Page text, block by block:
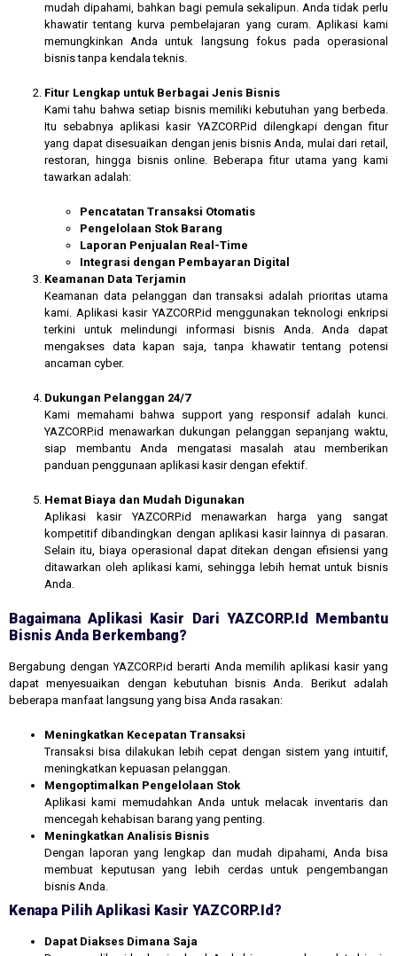
mudah dipahami, bahkan bagi pemula sekalipun. Anda tidak perlu
khawatir tentang kurva pembelajaran yang curam. Aplikasi kami
memungkinkan Anda untuk langsung fokus pada operasional
bisnis tanpa kendala teknis.
Fitur Lengkap untuk Berbagai Jenis Bisnis
Kami tahu bahwa setiap bisnis memiliki kebutuhan yang berbeda.
Itu sebabnya aplikasi kasir YAZCORP.id dilengkapi dengan fitur
yang dapat disesuaikan dengan jenis bisnis Anda, mulai dari retail,
restoran, hingga bisnis online. Beberapa fitur utama yang kami
tawarkan adalah:
Pencatatan Transaksi Otomatis
Pengelolaan Stok Barang
Laporan Penjualan Real-Time
Integrasi dengan Pembayaran Digital
Keamanan Data Terjamin
Keamanan data pelanggan dan transaksi adalah prioritas utama
kami. Aplikasi kasir YAZCORP.id menggunakan teknologi enkripsi
terkini untuk melindungi informasi bisnis Anda. Anda dapat
mengakses data kapan saja, tanpa khawatir tentang potensi
ancaman cyber.
Dukungan Pelanggan 24/7
Kami memahami bahwa support yang responsif adalah kunci.
YAZCORP.id menawarkan dukungan pelanggan sepanjang waktu,
siap membantu Anda mengatasi masalah atau memberikan
panduan penggunaan aplikasi kasir dengan efektif.
Hemat Biaya dan Mudah Digunakan
Aplikasi kasir YAZCORP.id menawarkan harga yang sangat
kompetitif dibandingkan dengan aplikasi kasir lainnya di pasaran.
Selain itu, biaya operasional dapat ditekan dengan efisiensi yang
ditawarkan oleh aplikasi kami, sehingga lebih hemat untuk bisnis
Anda.
Bagaimana Aplikasi Kasir Dari YAZCORP.id Membantu
Bisnis Anda Berkembang?
Bergabung dengan YAZCORP.id berarti Anda memilih aplikasi kasir yang
dapat menyesuaikan dengan kebutuhan bisnis Anda. Berikut adalah
beberapa manfaat langsung yang bisa Anda rasakan:
Meningkatkan Kecepatan Transaksi
Transaksi bisa dilakukan lebih cepat dengan sistem yang intuitif,
meningkatkan kepuasan pelanggan.
Mengoptimalkan Pengelolaan Stok
Aplikasi kami memudahkan Anda untuk melacak inventaris dan
mencegah kehabisan barang yang penting.
Meningkatkan Analisis Bisnis
Dengan laporan yang lengkap dan mudah dipahami, Anda bisa
membuat keputusan yang lebih cerdas untuk pengembangan
bisnis Anda.
Kenapa Pilih Aplikasi Kasir YAZCORP.id?
Dapat Diakses Dimana Saja